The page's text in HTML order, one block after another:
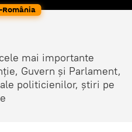
mai importante
Guvern și Parlament,
politicienilor, știri pe